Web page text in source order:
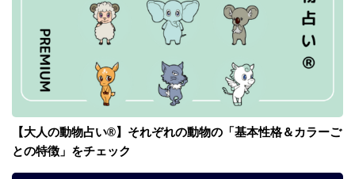
【大人の動物占い®】それぞれの動物の「基本性格＆カラーご
との特徴」をチェック